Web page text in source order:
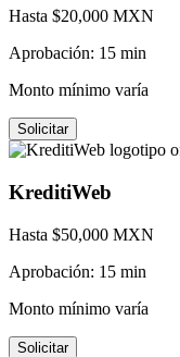
Hasta $20,000 MXN
Aprobación: 15 min
Monto mínimo varía
Solicitar
KreditiWeb
Hasta $50,000 MXN
Aprobación: 15 min
Monto mínimo varía
Solicitar